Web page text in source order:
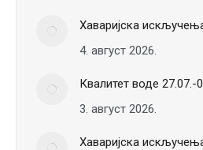
Хаваријска
4. август 2026.
Квалитет воде 27.07.-
3. август 2026.
Хаваријска